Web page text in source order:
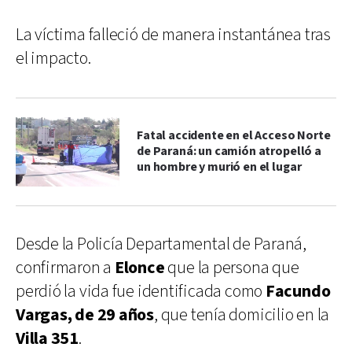
La víctima falleció de manera instantánea tras
el impacto.
Fatal accidente en el Acceso Norte
de Paraná: un camión atropelló a
un hombre y murió en el lugar
Desde la Policía Departamental de Paraná,
confirmaron a Elonceque la persona que
perdió la vida fue identificada como Facundo
Vargas, de 29 años, que tenía domicilio en la
Villa 351.